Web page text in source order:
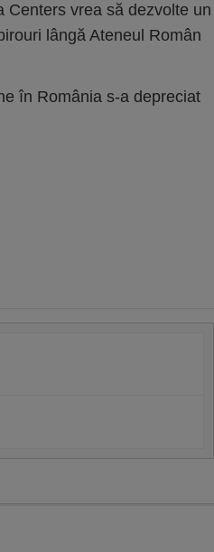
Centers vrea să dezvolte un
lângă Ateneul Român
în România s-a depreciat